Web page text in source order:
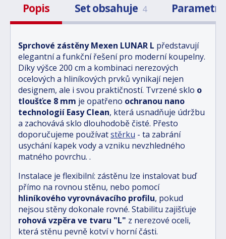
Popis Set obsahuje 4 Parametry
Sprchové zástěny Mexen LUNAR L představují
elegantní a funkční řešení pro moderní koupelny.
Díky výšce 200 cm a kombinaci nerezových
ocelových a hliníkových prvků vynikají nejen
designem, ale i svou praktičností. Tvrzené sklo o
tloušťce 8 mm je opatřeno ochranou nano
technologií Easy Clean, která usnadňuje údržbu
a zachovává sklo dlouhodobě čisté. Přesto
doporučujeme používatstěrku - ta zabrání
usychání kapek vody a vzniku nevzhledného
matného povrchu. .
Instalace je flexibilní: zástěnu lze instalovat buď
přímo na rovnou stěnu, nebo pomocí
hliníkového vyrovnávacího profilu, pokud
nejsou stěny dokonale rovné. Stabilitu zajišťuje
rohová vzpěra ve tvaru "L" z nerezové oceli,
která stěnu pevně kotví v horní části.